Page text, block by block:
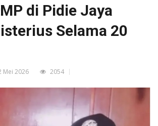
di Pidie Jaya
Selama 20
Mei 2026 2054